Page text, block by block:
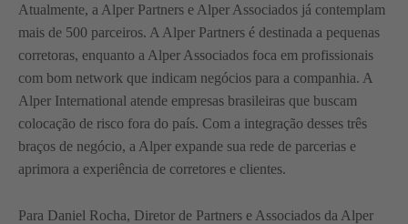
Atualmente, a Alper Partners e Alper Associados já contemplam
mais de 500 parceiros. A Alper Partners é destinada a pequenas
corretoras, enquanto a Alper Associados foca em profissionais
com bom network que indicam negócios para a companhia. A
Alper International atende empresas brasileiras que buscam
colocação de risco fora do país. Com a integração desses três
braços de negócio, a Alper expande sua rede de parcerias e
aprimora a experiência de corretores e clientes.
Para Daniel Rocha, Diretor de Partners e Associados da Alper